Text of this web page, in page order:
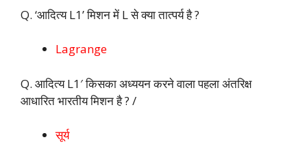
Q. ‘आदित्य L1’ मिशन में L से क्या तात्पर्य है ?
Lagrange
Q. आदित्य L1′ किसका अध्ययन करने वाला पहला अंतरिक्ष
आधारित भारतीय मिशन है ? /
सूर्य